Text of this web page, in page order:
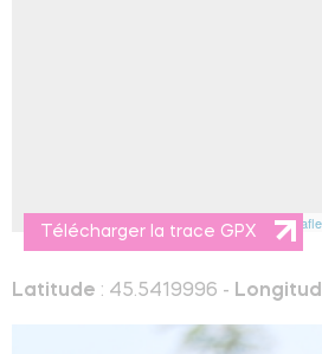
Télécharger la trace GPX
Latitude : 45.5419996 -